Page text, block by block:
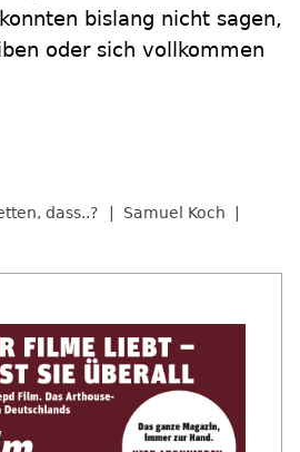
bislang nicht sagen,
oder sich vollkommen
dass..?
Samuel Koch